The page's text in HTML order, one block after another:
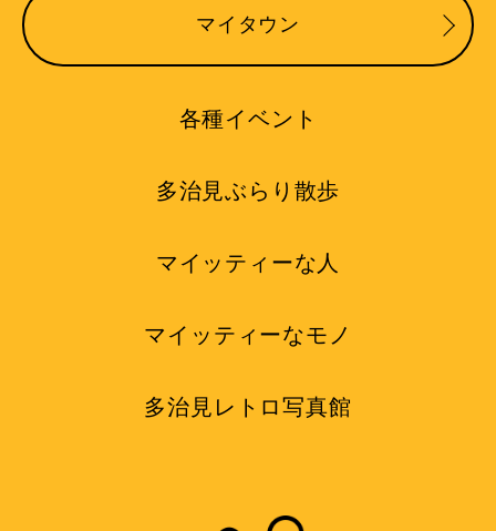
マイタウン
各種イベント
多治見ぶらり散歩
マイッティーな人
マイッティーなモノ
多治見レトロ写真館